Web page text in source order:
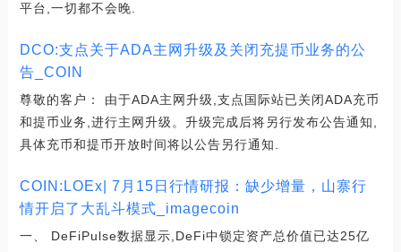
平台,一切都不会晚.
DCO:支点关于ADA主网升级及关闭充提币业务的公
告_COIN
尊敬的客户： 由于ADA主网升级,支点国际站已关闭ADA充币
和提币业务,进行主网升级。升级完成后将另行发布公告通知,
具体充币和提币开放时间将以公告另行通知.
COIN:LOEx| 7月15日行情研报：缺少增量，山寨行
情开启了大乱斗模式_imagecoin
一、 DeFiPulse数据显示,DeFi中锁定资产总价值已达25亿